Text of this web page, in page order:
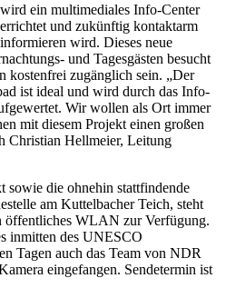
ein multimediales Info-Center
und zukünftig kontaktarm
wird. Dieses neue
und Tagesgästen besucht
kostenfrei zugänglich sein. „Der
ist ideal und wird durch das Info-
Wir wollen als Ort immer
mit diesem Projekt einen großen
Christian Hellmeier, Leitung
sowie die ohnehin stattfindende
am Kuttelbacher Teich, steht
öffentliches WLAN zur Verfügung.
inmitten des UNESCO
Tagen auch das Team von NDR
eingefangen. Sendetermin ist